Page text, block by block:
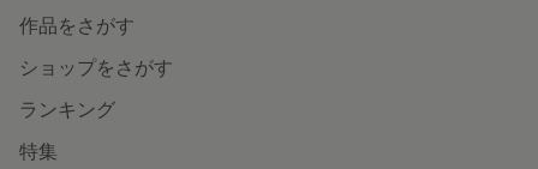
作品をさがす
ショップをさがす
ランキング
特集